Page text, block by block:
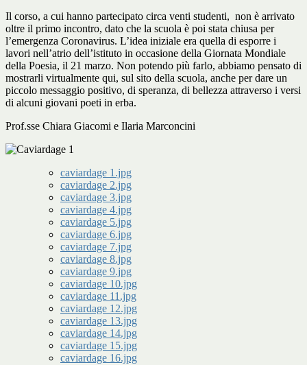
Il corso, a cui hanno partecipato circa venti studenti, non è arrivato
oltre il primo incontro, dato che la scuola è poi stata chiusa per
l’emergenza Coronavirus. L’idea iniziale era quella di esporre i
lavori nell’atrio dell’istituto in occasione della Giornata Mondiale
della Poesia, il 21 marzo. Non potendo più farlo, abbiamo pensato di
mostrarli virtualmente qui, sul sito della scuola, anche per dare un
piccolo messaggio positivo, di speranza, di bellezza attraverso i versi
di alcuni giovani poeti in erba.
Prof.sse Chiara Giacomi e Ilaria Marconcini
caviardage 1.jpg
caviardage 2.jpg
caviardage 3.jpg
caviardage 4.jpg
caviardage 5.jpg
caviardage 6.jpg
caviardage 7.jpg
caviardage 8.jpg
caviardage 9.jpg
caviardage 10.jpg
caviardage 11.jpg
caviardage 12.jpg
caviardage 13.jpg
caviardage 14.jpg
caviardage 15.jpg
caviardage 16.jpg